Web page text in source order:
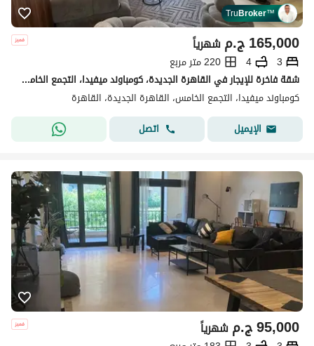
TruBroker™
ج.م165,000 شهرياً
3
4
220 متر مربع
شقة فاخرة للإيجار في القاهرة الجديدة، كومباوند ميفيدا، التجمع الخامس
كومباوند ميفيدا، التجمع الخامس، القاهرة الجديدة، القاهرة
الإيميل
اتصل
ج.م95,000 شهرياً